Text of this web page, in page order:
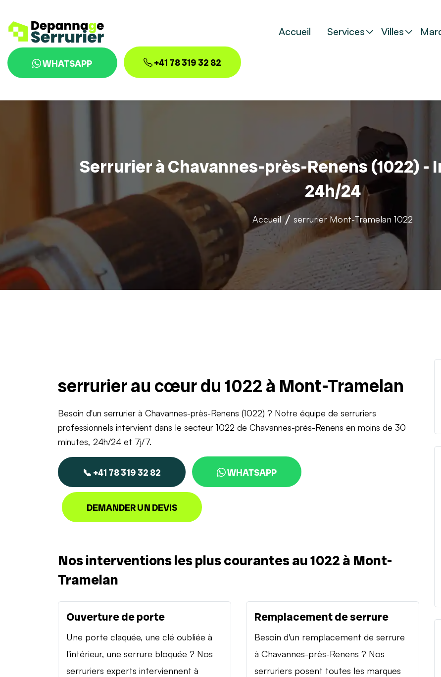
Accueil Services Villes
WHATSAPP +41 78 319 32 82
Serrurier à Chavannes-près-Renens (1022)
24h/24
Accueil serrurier Mont-Tramelan 1022
serrurier au cœur du 1022 à Mont-Tramelan
Besoin d'un serrurier à Chavannes-près-Renens (1022) ? Notre équipe de serruriers
professionnels intervient dans le secteur 1022 de Chavannes-près-Renens en moins de 30
minutes, 24h/24 et 7j/7.
📞 +41 78 319 32 82 WHATSAPP
DEMANDER UN DEVIS
Nos interventions les plus courantes au 1022 à Mont-
Tramelan
Ouverture de porte
Une porte claquée, une clé oubliée à
l'intérieur, une serrure bloquée ? Nos
serruriers experts interviennent à
Remplacement de serrure
Besoin d'un remplacement de serrure
à Chavannes-près-Renens ? Nos
serruriers posent toutes les marques